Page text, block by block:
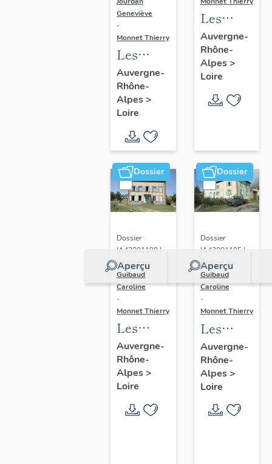
Geneviève
-
Monnet Thierry
Les
fermes
du
canton
Montbrison
Auvergne-
Rhône-
Alpes>
Loire
Les
monuments
aux
morts du
de
Auvergne-
Rhône-
Alpes>
Loire
Dossier
Aperçu
Dossier
IA42001199 |
Réalisé par
Guibaud
Caroline
-
Monnet Thierry
Les
fermes
vigneronnes
du
de Boën
Auvergne-
Rhône-
Alpes>
Loire
Dossier
Aperçu
Dossier
IA42001195 |
Réalisé par
Guibaud
Caroline
-
Monnet Thierry
Les
fermes
du
canton
et de la
Auvergne-
Rhône-
Alpes>
Loire